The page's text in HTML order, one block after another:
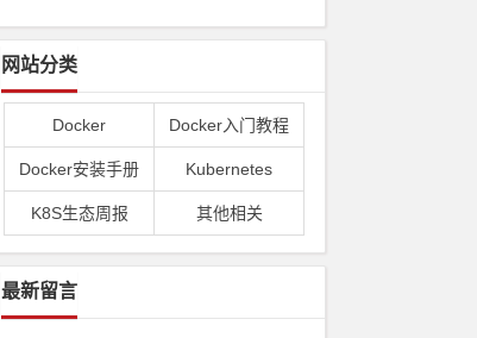
网站分类
Docker Docker入门教程
Docker安装手册 Kubernetes
K8S生态周报 其他相关
最新留言